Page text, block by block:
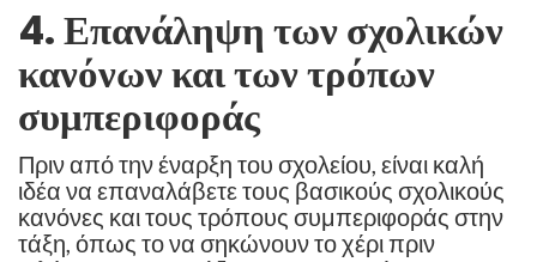
4. Επανάληψη των σχολικών
κανόνων και των τρόπων
συμπεριφοράς
Πριν από την έναρξη του σχολείου, είναι καλή
ιδέα να επαναλάβετε τους βασικούς σχολικούς
κανόνες και τους τρόπους συμπεριφοράς στην
τάξη, όπως το να σηκώνουν το χέρι πριν